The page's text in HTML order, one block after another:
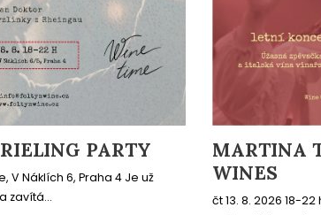
PARTY
V Náklích 6, Praha 4 Je už
zavítá...
MARTINA
WINES
čt 13. 8. 2026 18-